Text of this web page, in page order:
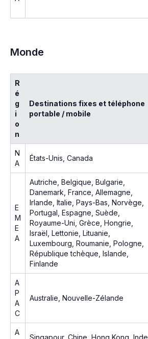
Monde
R
é
g
i
o
n
Destinations fixes et téléphone
portable / mobile
N
A
États-Unis, Canada
E
M
E
A
Autriche, Belgique, Bulgarie,
Danemark, France, Allemagne,
Irlande, Italie, Pays-Bas, Norvège,
Portugal, Espagne, Suède,
Royaume-Uni, Grèce, Hongrie,
Israël, Lettonie, Lituanie,
Luxembourg, Roumanie, Pologne,
République tchèque, Islande,
Finlande
A
P
A
C
Australie, Nouvelle-Zélande
A